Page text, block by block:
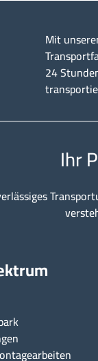
Mit
24
Ihr